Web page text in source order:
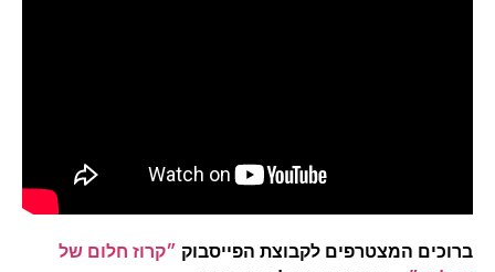
ברוכים המצטרפים לקבוצת הפייסבוק״קרוז חלום של